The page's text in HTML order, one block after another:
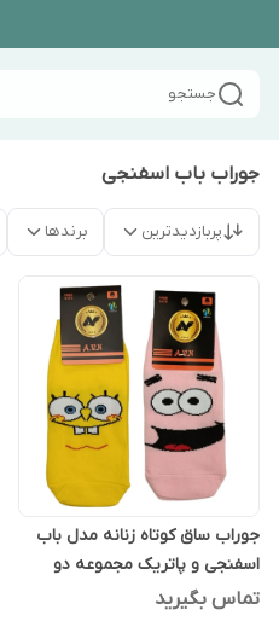
جستجو
جوراب باب اسفنجی
پربازدیدترین برندها
جوراب ساق کوتاه زنانه مدل باب
اسفنجی و پاتریک مجموعه دو
عددی
تماس بگیرید